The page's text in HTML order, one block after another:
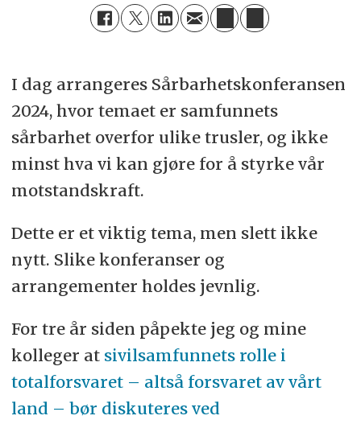
I dag arrangeres Sårbarhetskonferansen
2024, hvor temaet er samfunnets
sårbarhet overfor ulike trusler, og ikke
minst hva vi kan gjøre for å styrke vår
motstandskraft.
Dette er et viktig tema, men slett ikke
nytt. Slike konferanser og
arrangementer holdes jevnlig.
For tre år siden påpekte jeg og mine
kolleger at sivilsamfunnets rolle i
totalforsvaret – altså forsvaret av vårt
land – bør diskuteres ved